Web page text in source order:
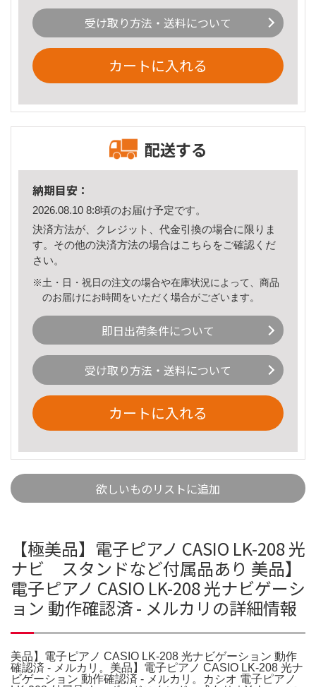
受け取り方法・送料について
カートに入れる
配送する
納期目安：
2026.08.10 8:8頃のお届け予定です。
決済方法が、クレジット、代金引換の場合に限りま
す。その他の決済方法の場合はこちら をご確認くだ
さい。
※土・日・祝日の注文の場合や在庫状況によって、商品
のお届けにお時間をいただく場合がございます。
即日出荷条件について
受け取り方法・送料について
カートに入れる
欲しいものリストに追加
【極美品】電子ピアノ CASIO LK-208 光
ナビ スタンドなど付属品あり 美品】
電子ピアノ CASIO LK-208 光ナビゲーシ
ョン 動作確認済 - メルカリの詳細情報
美品】電子ピアノ CASIO LK-208 光ナビゲーション 動作
確認済 - メルカリ。美品】電子ピアノ CASIO LK-208 光ナ
ビゲーション 動作確認済 - メルカリ。カシオ 電子ピアノ